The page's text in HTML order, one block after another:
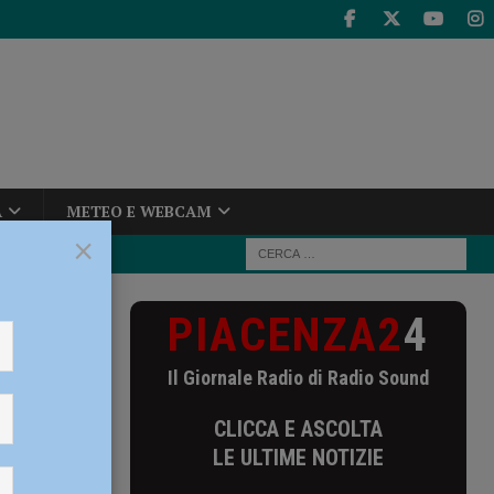
METEO E WEBCAM
PIACENZA24
Il Giornale Radio di Radio Sound
CLICCA E ASCOLTA
LE ULTIME NOTIZIE
×